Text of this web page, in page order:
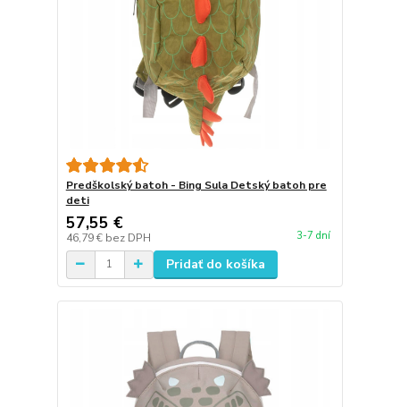
Predškolský batoh - Bing Sula Detský batoh pre
deti
57,55 €
46,79 € bez DPH 3-7 dní
Pridať do košíka